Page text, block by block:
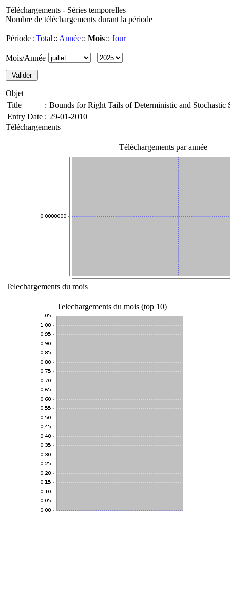
Téléchargements - Séries temporelles
Nombre de téléchargements durant la période
Période :Total :: Année:: Mois:: Jour
Mois/Année
Objet
Title
: Bounds for Right Tails of Deterministic and Stochastic
Entry Date : 29-01-2010
Téléchargements
Téléchargements par année
Telechargements du mois
Telechargements du mois (top 10)